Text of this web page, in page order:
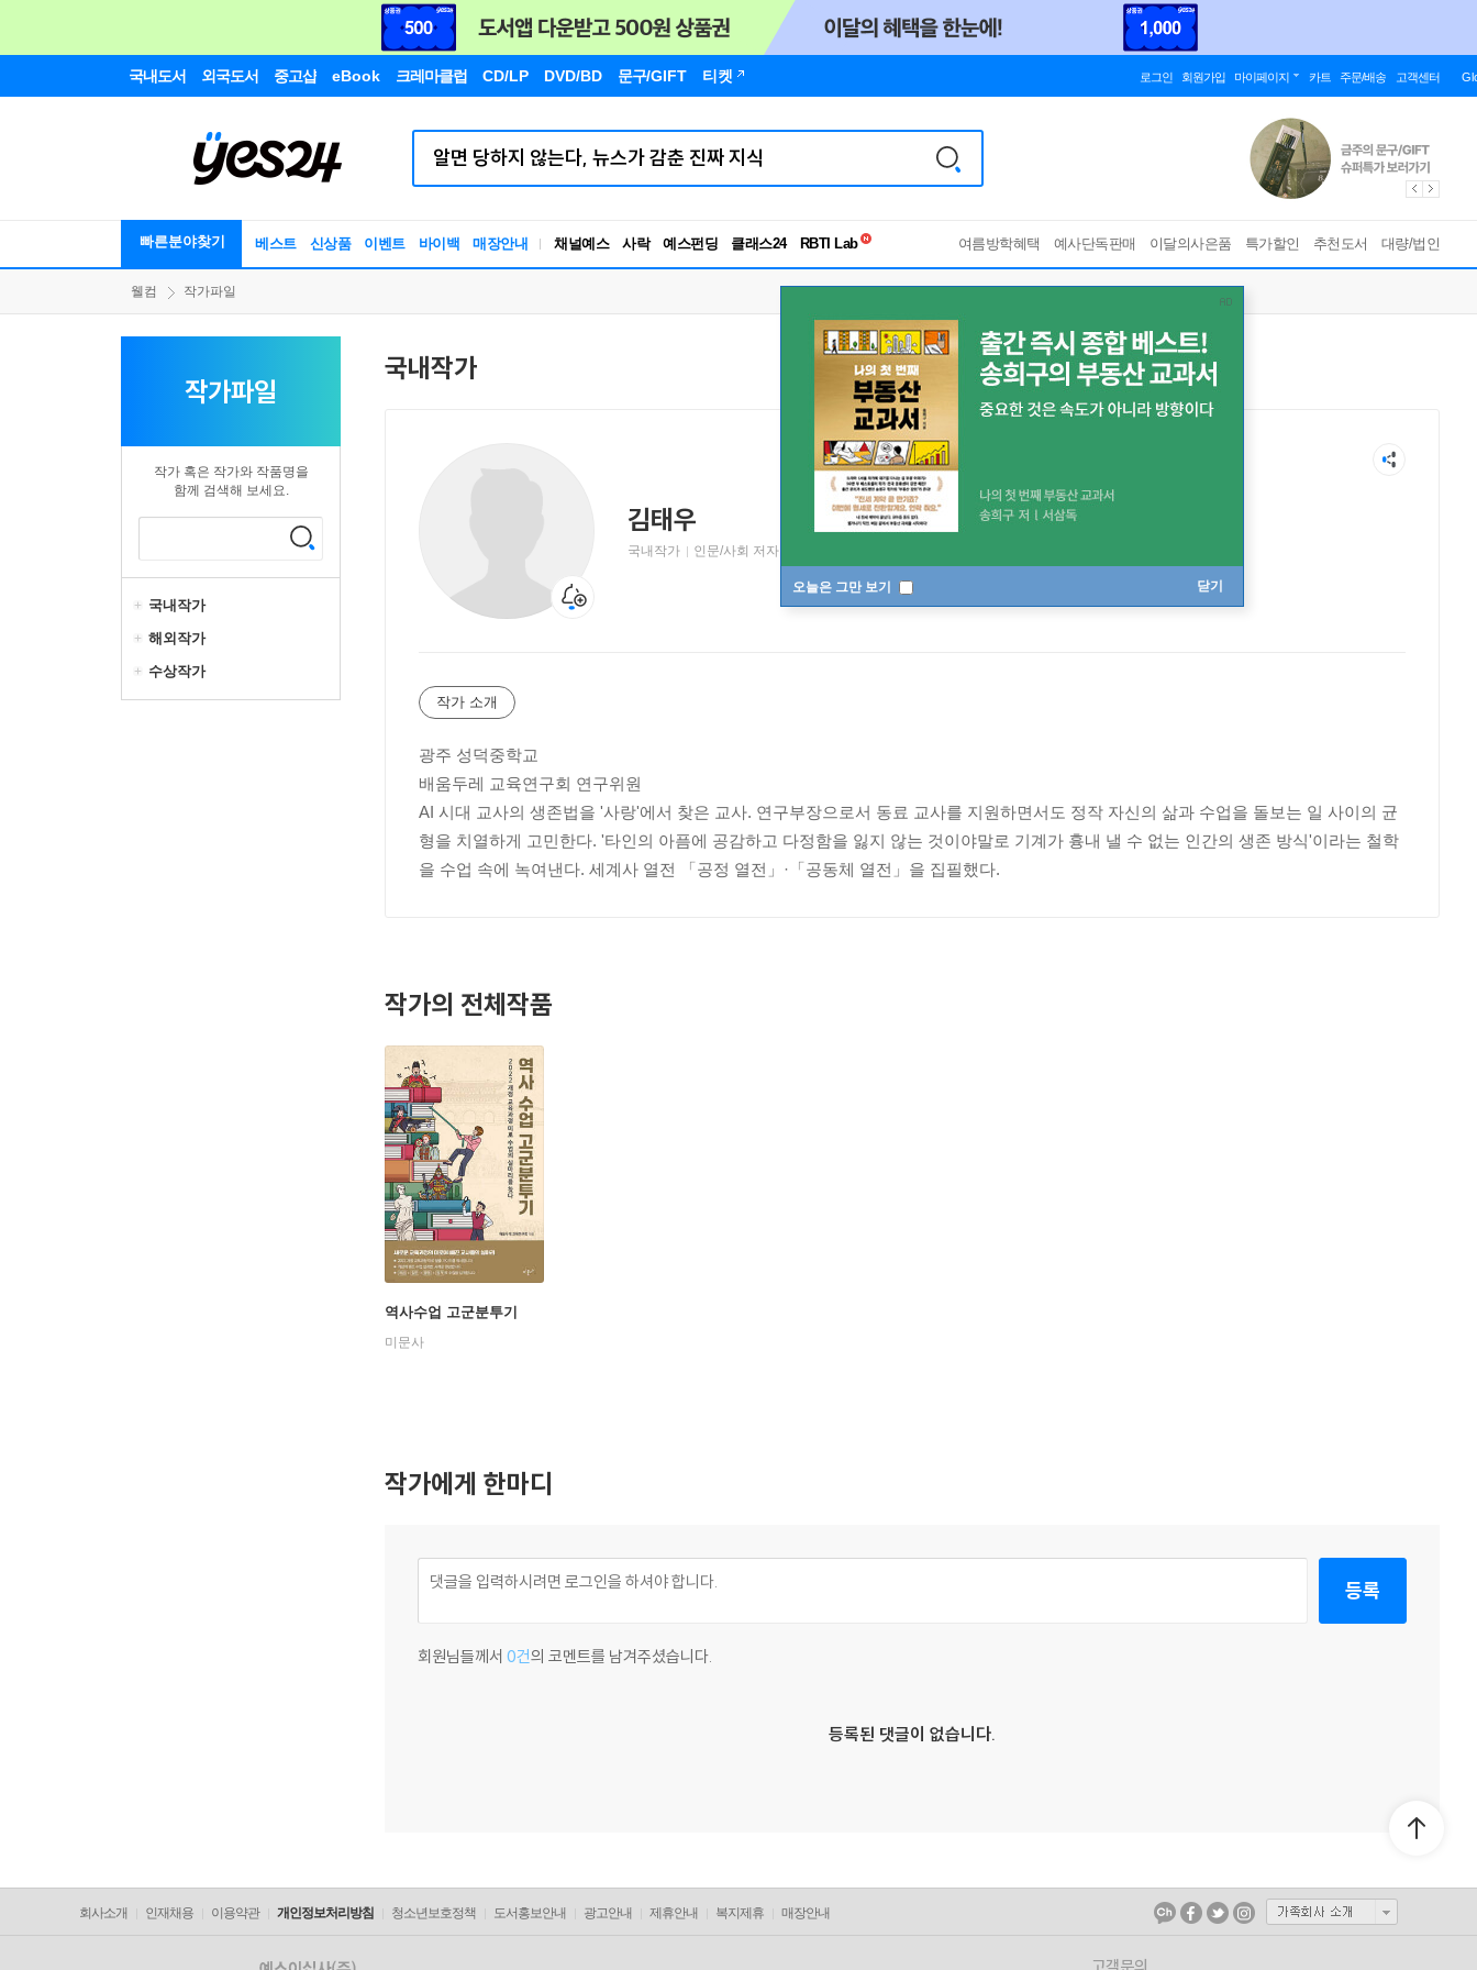
국내도서 외국도서 중고샵 eBook 크레마클럽 CD/LP DVD/BD 문구/GIFT 티켓 로그인 회원가입 마이페이지 카트 주문/배송 고객센터
빠른분야찾기 베스트 신상품 이벤트 바이백 매장안내 채널예스 사락 예스펀딩 클래스24
RBTI Lab
독서유형검사
여름방학혜택 예사단독판매 이달의사은품 특가할인 추천도서 대량/법인
오늘은 그만 보기 닫기
웰컴 작가파일
작가파일
작가 혹은 작가와 작품명을
함께 검색해 보세요.
국내작가
해외작가
수상작가
국내작가
김태우
국내작가 인문/사회 저자
작가 소개
광주 성덕중학교
배움두레 교육연구회 연구위원
AI 시대 교사의 생존법을 '사랑'에서 찾은 교사. 연구부장으로서 동료 교사를 지원하면서도 정작 자신의 삶과 수업을 돌보는 일 사이의 균
형을 치열하게 고민한다. '타인의 아픔에 공감하고 다정함을 잃지 않는 것이야말로 기계가 흉내 낼 수 없는 인간의 생존 방식'이라는 철학
을 수업 속에 녹여낸다. 세계사 열전 「공정 열전」·「공동체 열전」을 집필했다.
작가의 전체작품
역사수업 고군분투기
미문사
작가에게 한마디
등록
회원님들께서 0건의 코멘트를 남겨주셨습니다.
등록된 댓글이 없습니다.
회사소개 인재채용 이용약관 개인정보처리방침 청소년보호정책 도서홍보안내 광고안내 제휴안내 복지제휴 매장안내